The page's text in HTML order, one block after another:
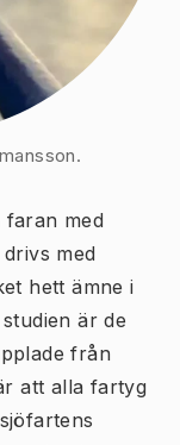
med
med
hett ämne i
är de
från
att alla fartyg